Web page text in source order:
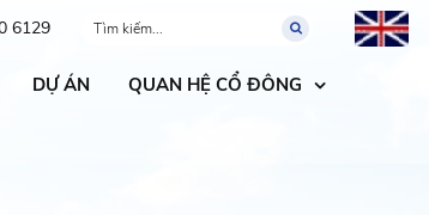
6129
DỰ ÁN
QUAN HỆ CỔ ĐÔNG